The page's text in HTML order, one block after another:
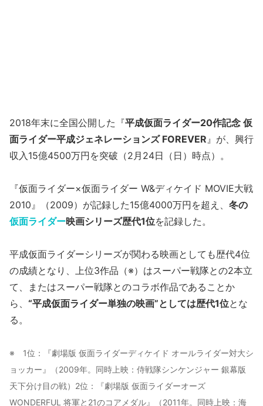
2018年末に全国公開した『平成仮面ライダー20作記念 仮
面ライダー平成ジェネレーションズ FOREVER 』が、興行
収入15億4500万円を突破（2月24日（日）時点）。
『仮面ライダー×仮面ライダー W&ディケイド MOVIE大戦
2010』（2009）が記録した15億4000万円を超え、 冬の
仮面ライダー映画シリーズ歴代1位を記録した。
平成仮面ライダーシリーズが関わる映画としても歴代4位
の成績となり、上位3作品（※）はスーパー戦隊との2本立
て、またはスーパー戦隊とのコラボ作品であることか
ら、 “平成仮面ライダー単独の映画”としては歴代1位とな
る。
※ 1位：『劇場版 仮面ライダーディケイド オールライダー対大シ
ョッカー』（2009年。同時上映：侍戦隊シンケンジャー 銀幕版
天下分け目の戦）2位：『劇場版 仮面ライダーオーズ
WONDERFUL 将軍と21のコアメダル』（2011年。同時上映：海